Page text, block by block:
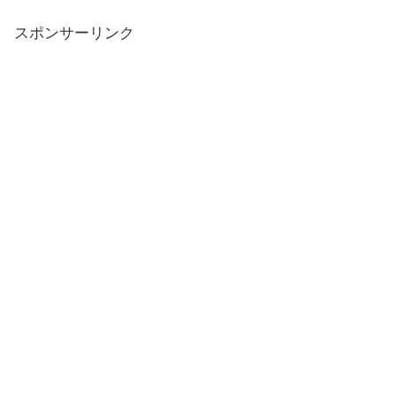
スポンサーリンク